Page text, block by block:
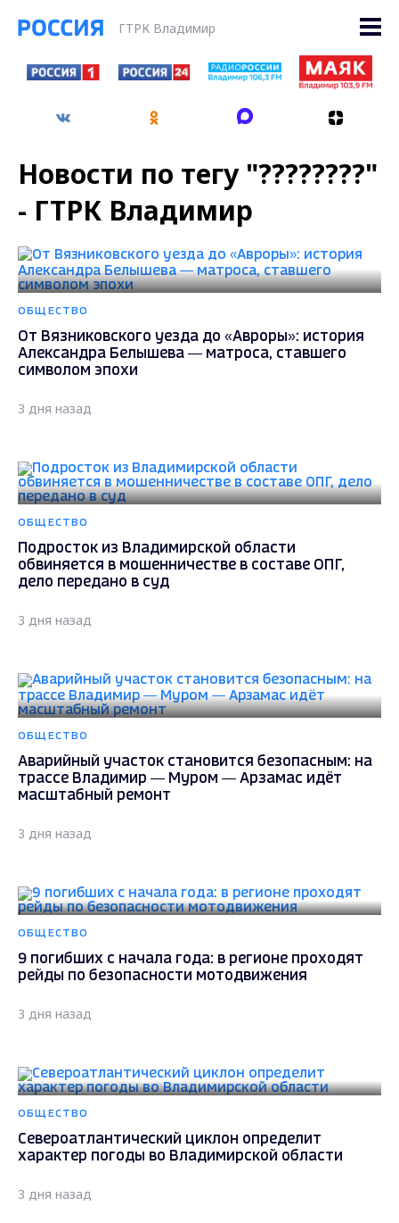
ГТРК Владимир
Новости по тегу "????????"
- ГТРК Владимир
ОБЩЕСТВО
От Вязниковского уезда до «Авроры»: история
Александра Белышева — матроса, ставшего
символом эпохи
3 дня назад
ОБЩЕСТВО
Подросток из Владимирской области
обвиняется в мошенничестве в составе ОПГ,
дело передано в суд
3 дня назад
ОБЩЕСТВО
Аварийный участок становится безопасным: на
трассе Владимир — Муром — Арзамас идёт
масштабный ремонт
3 дня назад
ОБЩЕСТВО
9 погибших с начала года: в регионе проходят
рейды по безопасности мотодвижения
3 дня назад
ОБЩЕСТВО
Североатлантический циклон определит
характер погоды во Владимирской области
3 дня назад